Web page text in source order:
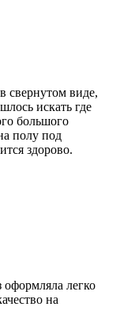
свернутом виде,
искать где
большого
полу под
здорово.
легко
на